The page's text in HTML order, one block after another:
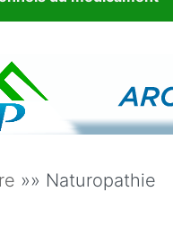
»» Naturopathie